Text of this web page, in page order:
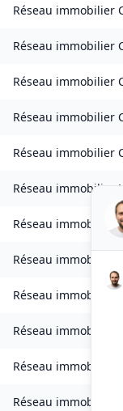
Réseau immobilier
Réseau immobilier
Réseau immobilier
Réseau immobilier
Réseau immobilier
Réseau immobilier
Réseau immobilier
Réseau immobilier
Réseau immobilier
Réseau immobilier
Réseau immobilier
Réseau immobilier